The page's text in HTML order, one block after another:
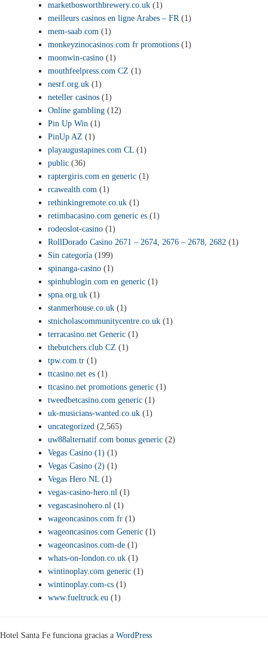
marketbosworthbrewery.co.uk (1)
meilleurs casinos en ligne Arabes – FR(1)
mem-saab.com (1)
monkeyzinocasinos.com fr promotions (1)
moonwin-casino (1)
mouthfeelpress.com CZ (1)
nesrf.org.uk (1)
neteller casinos (1)
Online gambling (12)
Pin Up Win (1)
PinUp AZ (1)
playaugustapines.com CL (1)
public (36)
raptergiris.com en generic (1)
rcawealth.com (1)
rethinkingremote.co.uk (1)
retimbacasino.com generic es (1)
rodeoslot-casino (1)
RollDorado Casino 2671 – 2674, 2676 – 2678, 2682 (1)
Sin categoría (199)
spinanga-casino (1)
spinhublogin.com en generic (1)
spna.org.uk (1)
stanmerhouse.co.uk (1)
stnicholascommunitycentre.co.uk (1)
terracasino.net Generic (1)
thebutchers.club CZ (1)
tpw.com.tr (1)
ttcasino.net es (1)
ttcasino.net promotions generic (1)
tweedbetcasino.com generic (1)
uk-musicians-wanted.co.uk (1)
uncategorized (2,565)
uw88alternatif.com bonus generic (2)
Vegas Casino (1) (1)
Vegas Casino (2) (1)
Vegas Hero NL (1)
vegas-casino-hero.nl (1)
vegascasinohero.nl (1)
wageoncasinos.com fr (1)
wageoncasinos.com Generic (1)
wageoncasinos.com-de (1)
whats-on-london.co.uk (1)
wintinoplay.com generic (1)
wintinoplay.com-cs (1)
www.fueltruck.eu (1)
Hotel Santa Fe funciona gracias a WordPress